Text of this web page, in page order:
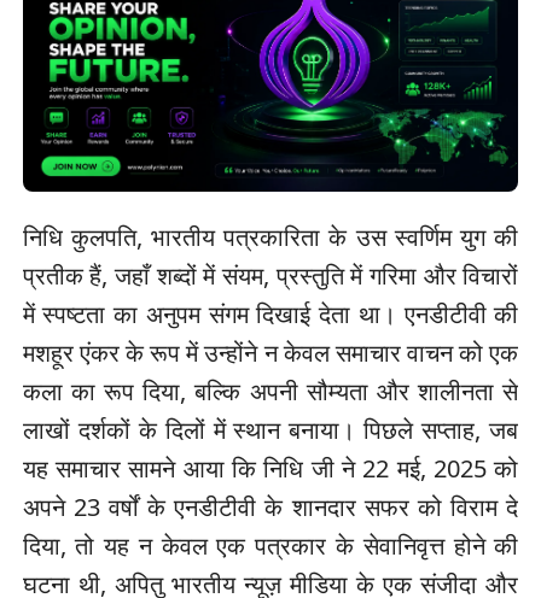
निधि कुलपति, भारतीय पत्रकारिता के उस स्वर्णिम युग की
प्रतीक हैं, जहाँ शब्दों में संयम, प्रस्तुति में गरिमा और विचारों
में स्पष्टता का अनुपम संगम दिखाई देता था। एनडीटीवी की
मशहूर एंकर के रूप में उन्होंने न केवल समाचार वाचन को एक
कला का रूप दिया, बल्कि अपनी सौम्यता और शालीनता से
लाखों दर्शकों के दिलों में स्थान बनाया। पिछले सप्ताह, जब
यह समाचार सामने आया कि निधि जी ने 22 मई, 2025 को
अपने 23 वर्षों के एनडीटीवी के शानदार सफर को विराम दे
दिया, तो यह न केवल एक पत्रकार के सेवानिवृत्त होने की
घटना थी, अपितु भारतीय न्यूज़ मीडिया के एक संजीदा और